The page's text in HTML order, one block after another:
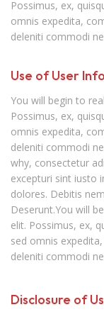
Possimus, ex,
omnis expedita,
deleniti commodi
Use of User
You will begin to
Possimus, ex,
omnis expedita,
deleniti commodi
why, consectetur
excepturi sint iusto
dolores. Debitis
Deserunt.You will
elit. Possimus, ex,
sed omnis
deleniti commodi
Disclosure of